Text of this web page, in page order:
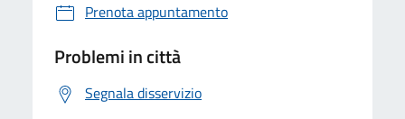
Prenota appuntamento
Problemi in città
Segnala disservizio